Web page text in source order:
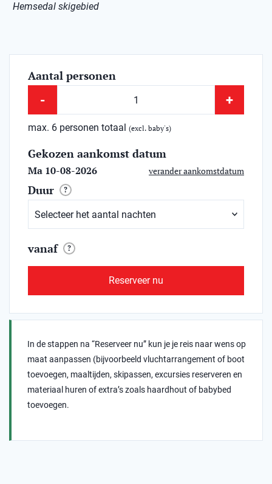
Hemsedal skigebied
Aantal personen
- +
max. 6 personen totaal (excl. baby's)
Gekozen aankomst datum
Ma 10-08-2026 verander aankomstdatum
Duur ?
vanaf ?
Reserveer nu
In de stappen na “Reserveer nu” kun je je reis naar wens op
maat aanpassen (bijvoorbeeld vluchtarrangement of boot
toevoegen, maaltijden, skipassen, excursies reserveren en
materiaal huren of extra’s zoals haardhout of babybed
toevoegen.